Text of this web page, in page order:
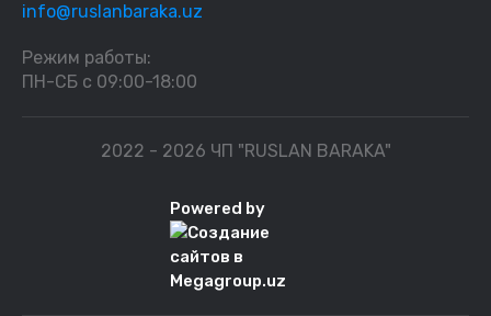
info@ruslanbaraka.uz
Режим работы:
ПН-СБ с 09:00-18:00
2022 - 2026 ЧП "RUSLAN BARAKA"
Powered by